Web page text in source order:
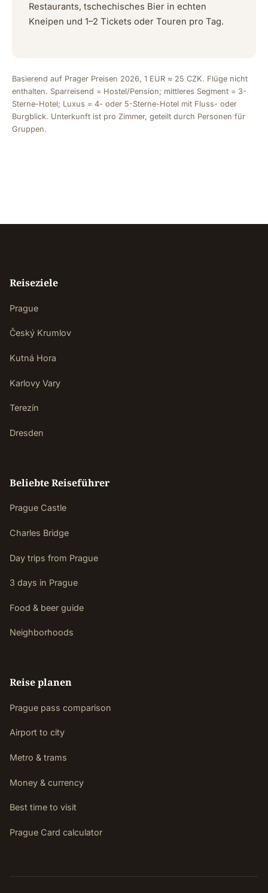
Restaurants, tschechisches Bier in echten
Kneipen und 1–2 Tickets oder Touren pro Tag.
Basierend auf Prager Preisen 2026, 1 EUR ≈ 25 CZK. Flüge nicht
enthalten. Sparreisend = Hostel/Pension; mittleres Segment = 3-
Sterne-Hotel; Luxus = 4- oder 5-Sterne-Hotel mit Fluss- oder
Burgblick. Unterkunft ist pro Zimmer, geteilt durch Personen für
Gruppen.
Reiseziele
Prague
Český Krumlov
Kutná Hora
Karlovy Vary
Terezín
Dresden
Beliebte Reiseführer
Prague Castle
Charles Bridge
Day trips from Prague
3 days in Prague
Food & beer guide
Neighborhoods
Reise planen
Prague pass comparison
Airport to city
Metro & trams
Money & currency
Best time to visit
Prague Card calculator